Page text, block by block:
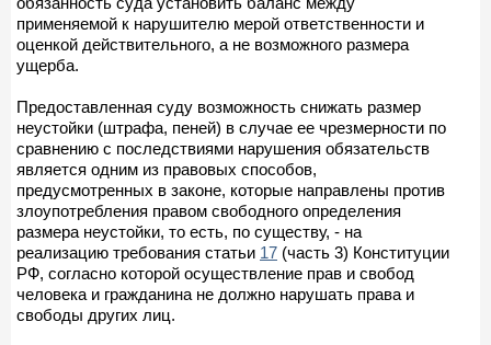
применяемой к нарушителю мерой ответственности и
оценкой действительного, а не возможного размера
ущерба.
Предоставленная суду возможность снижать размер
неустойки (штрафа, пеней) в случае ее чрезмерности по
сравнению с последствиями нарушения обязательств
является одним из правовых способов,
предусмотренных в законе, которые направлены против
злоупотребления правом свободного определения
размера неустойки, то есть, по существу, - на
реализацию требования статьи 17 (часть 3) Конституции
РФ, согласно которой осуществление прав и свобод
человека и гражданина не должно нарушать права и
свободы других лиц.